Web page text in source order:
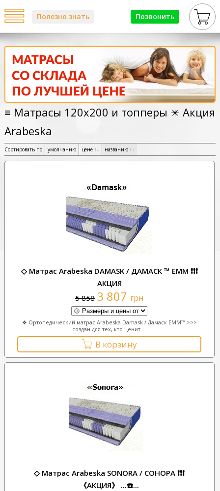
Позвонить
Полезно знать
≡ Матрасы 120х200 и топперы ✴️ Акция
Arabeska
Сортировать по умолчанию цене ↑↓ названию ↑ ↓
◇ Матрас Arabeska DAMASK / ДАМАСК ™ ЕММ ❗❗❗
АКЦИЯ
5 858 3 807 грн
❖ Ортопедический матрас Arabeska Damask / Дамаск ЕММ™ >>>
создан для тех, кто ценит ...
В корзину
◇ Матрас Arabeska SONORA / СОНОРА ❗❗❗
《АКЦИЯ》 ...☎️...